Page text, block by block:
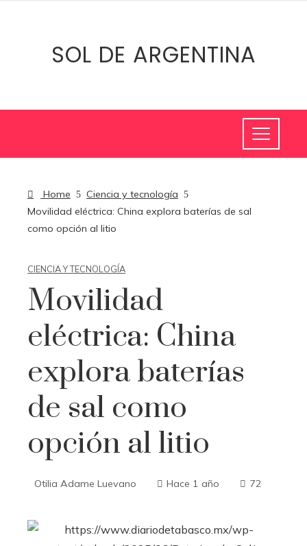
SOL DE ARGENTINA
Home
Ciencia y tecnología
Movilidad eléctrica: China explora baterías de sal
como opción al litio
CIENCIA Y TECNOLOGÍA
Movilidad
eléctrica: China
explora baterías
de sal como
opción al litio
Otilia Adame Luevano Hace 1 año 72